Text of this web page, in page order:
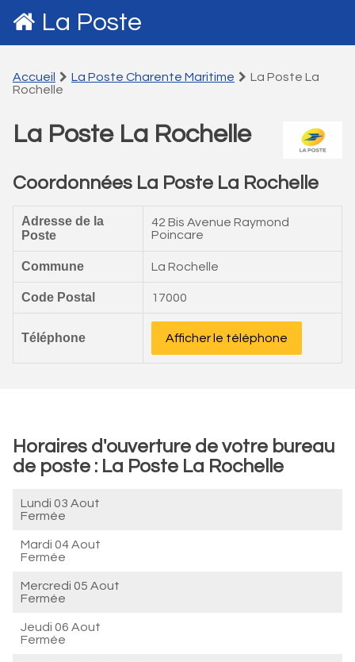
La Poste
Accueil La Poste Charente Maritime
La Poste La
Rochelle
La Poste La Rochelle
Coordonnées La Poste La Rochelle
Adresse de la
Poste
42 Bis Avenue Raymond
Poincare
Commune La Rochelle
Code Postal 17000
Téléphone Afficher le téléphone
Horaires d'ouverture de votre bureau
de poste : La Poste La Rochelle
Lundi 03 Aout
Fermée
Mardi 04 Aout
Fermée
Mercredi 05 Aout
Fermée
Jeudi 06 Aout
Fermée